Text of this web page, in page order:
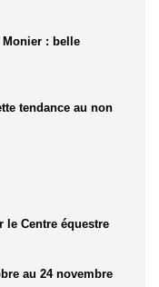
Monier : belle
tendance au non
le Centre équestre
au 24 novembre